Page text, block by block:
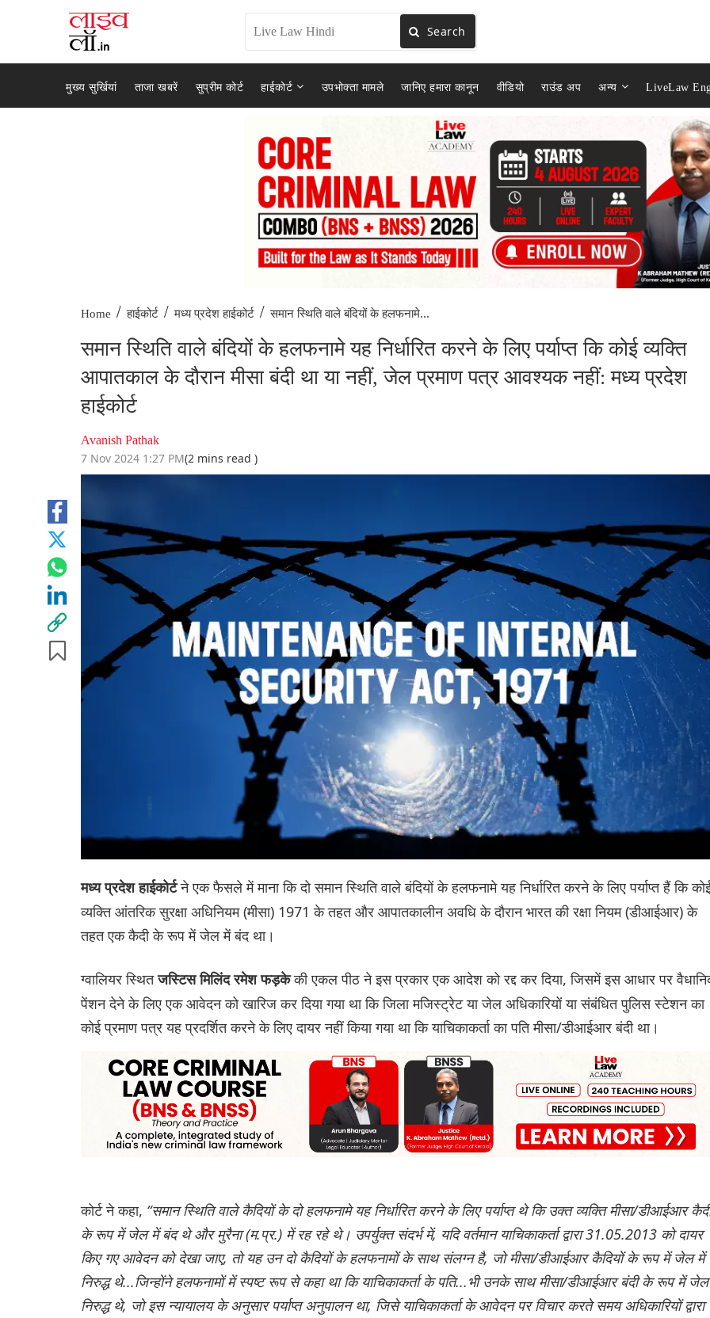
Search
मुख्य सुर्खियां ताजा खबरें सुप्रीम कोर्ट हाईकोर्ट उपभोक्ता मामले जानिए हमारा कानून वीडियो राउंड अप अन्य LiveLaw
Home / हाईकोर्ट / मध्य प्रदेश हाईकोर्ट / समान स्थिति वाले बंदियों के हलफनामे...
समान स्थिति वाले बंदियों के हलफनामे यह निर्धारित करने के लिए पर्याप्त कि कोई व्यक्ति
आपातकाल के दौरान मीसा बंदी था या नहीं, जेल प्रमाण पत्र आवश्यक नहीं: मध्य प्रदेश
हाईकोर्ट
Avanish Pathak
7 Nov 2024 1:27 PM(2 mins read )
मध्य प्रदेश हाईकोर्टने एक फैसले में माना कि दो समान स्थिति वाले बंदियों के हलफनामे यह निर्धारित करने के लिए पर्याप्त हैं कि
व्यक्ति आंतरिक सुरक्षा अधिनियम (मीसा) 1971 के तहत और आपातकालीन अवधि के दौरान भारत की रक्षा नियम (डीआईआर) के
तहत एक कैदी के रूप में जेल में बंद था।
ग्वालियर स्थितजस्टिस मिलिंद रमेश फड़केकी एकल पीठ ने इस प्रकार एक आदेश को रद्द कर दिया, जिसमें इस आधार पर
पेंशन देने के लिए एक आवेदन को खारिज कर दिया गया था कि जिला मजिस्ट्रेट या जेल अधिकारियों या संबंधित पुलिस स्टेशन का
कोई प्रमाण पत्र यह प्रदर्शित करने के लिए दायर नहीं किया गया था कि याचिकाकर्ता का पति मीसा/डीआईआर बंदी था।
कोर्ट ने कहा, “समान स्थिति वाले कैदियों के दो हलफनामे यह निर्धारित करने के लिए पर्याप्त थे कि उक्त व्यक्ति मीसा/डीआईआर
के रूप में जेल में बंद थे और मुरैना (म.प्र.) में रह रहे थे। उपर्युक्त संदर्भ में, यदि वर्तमान याचिकाकर्ता द्वारा 31.05.2013 को दायर
किए गए आवेदन को देखा जाए, तो यह उन दो कैदियों के हलफनामों के साथ संलग्न है, जो मीसा/डीआईआर कैदियों के रूप में जेल में
निरुद्ध थे...जिन्होंने हलफनामों में स्पष्ट रूप से कहा था कि याचिकाकर्ता के पति...भी उनके साथ मीसा/डीआईआर बंदी के रूप में
निरुद्ध थे, जो इस न्यायालय के अनुसार पर्याप्त अनुपालन था, जिसे याचिकाकर्ता के आवेदन पर विचार करते समय अधिकारियों द्वारा